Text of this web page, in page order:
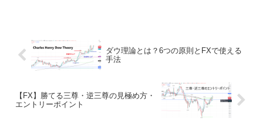
ダウ理論とは？6つの原則とFXで使える
手法
【FX】勝てる三尊・逆三尊の見極め方・
エントリーポイント